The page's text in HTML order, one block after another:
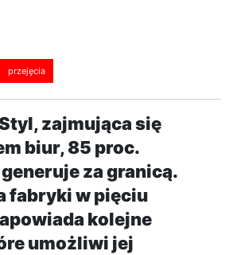
przejęcia
zajmująca się
biur, 85 proc.
za granicą.
fabryki w pięciu
kolejne
umożliwi jej